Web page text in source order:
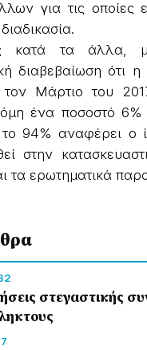
για τις οποίες
κατά τα άλλα,
διαβεβαίωση ότι
τον Μάρτιο του
ένα ποσοστό
το 94% αναφέρει ο
στην
τα ερωτηματικά
στεγαστικής